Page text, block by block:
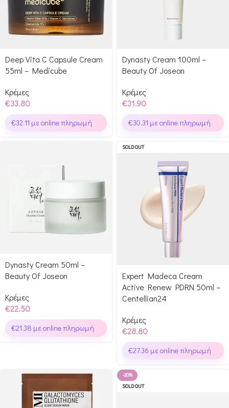
Deep Vita C Capsule Cream
55ml – Medicube
Κρέμες
€33.80
€32.11 με online πληρωμή
Dynasty Cream 100ml –
Beauty Of Joseon
Κρέμες
€31.90
€30.31 με online πληρωμή
Dynasty Cream 50ml –
Beauty Of Joseon
Κρέμες
€22.50
€21.38 με online πληρωμή
SOLD OUT
Expert Madeca Cream
Active Renew PDRN 50ml –
Centellian24
Κρέμες
€28.80
€27.36 με online πληρωμή
-20%
SOLD OUT